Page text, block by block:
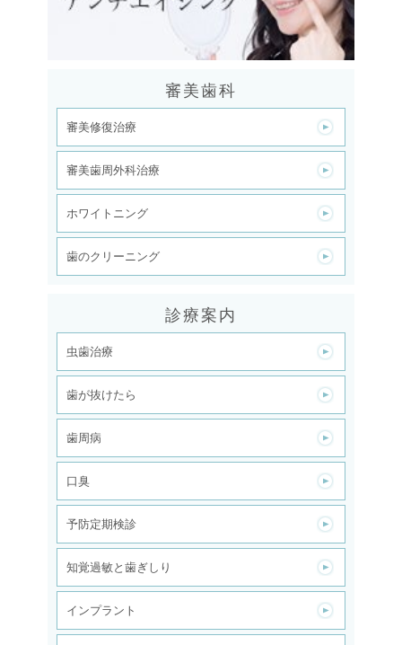
審美歯科
審美修復治療
審美歯周外科治療
ホワイトニング
歯のクリーニング
診療案内
虫歯治療
歯が抜けたら
歯周病
口臭
予防定期検診
知覚過敏と歯ぎしり
インプラント